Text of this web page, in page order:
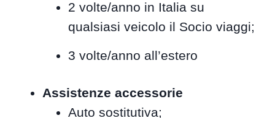
2 volte/anno in Italia su
qualsiasi veicolo il Socio viaggi;
3 volte/anno all’estero
Assistenze accessorie
Auto sostitutiva;